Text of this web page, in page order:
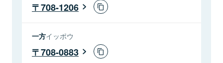
708-1206
一方イッポウ
708-0883